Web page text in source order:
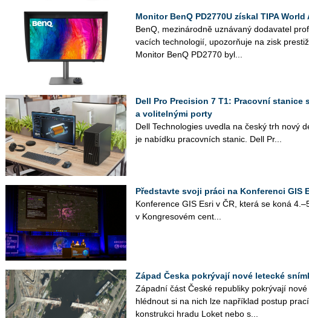
Monitor BenQ PD2770U získal TIPA World
BenQ, me­zi­ná­rod­ně uzná­va­ný do­da­va­tel
va­cích tech­no­lo­gií, upo­zorňuje na zisk
Mo­ni­tor BenQ PD2770 byl...
Dell Pro Precision 7 T1: Pracovní stanice
a volitelnými porty
Dell Tech­no­lo­gies uved­la na český trh nový
je na­bíd­ku pra­cov­ních sta­nic. Dell Pr...
Představte svoji práci na Konferenci GIS
Kon­fe­ren­ce GIS Esri v ČR, která se koná
v Kon­gre­so­vém cen­t­...
Západ Česka pokrývají nové letecké
Zá­pad­ní část České re­pub­li­ky po­krý­va­jí
hléd­nout si na nich lze na­pří­klad po­stup
kon­struk­ci hradu Loket nebo s...